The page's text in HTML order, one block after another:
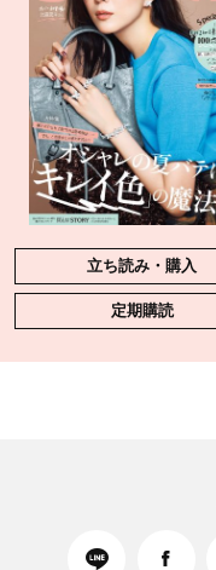
立ち読み・購入
定期購読